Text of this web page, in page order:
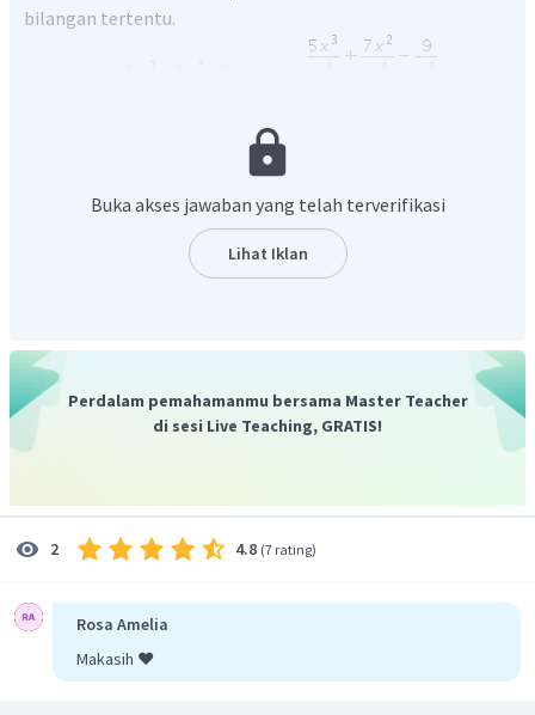
bilangan tertentu.
Jadi, nilai dari
Buka akses jawaban yang telah terverifikasi
Lihat Iklan
Perdalam pemahamanmu bersama Master Teacher
di sesi Live Teaching, GRATIS!
2 4.8 (7 rating)
Rosa Amelia
Makasih ❤️